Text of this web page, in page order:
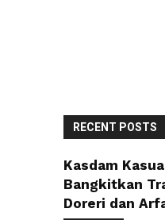
RECENT POSTS
Kasdam
Bangkitkan
Doreri dan